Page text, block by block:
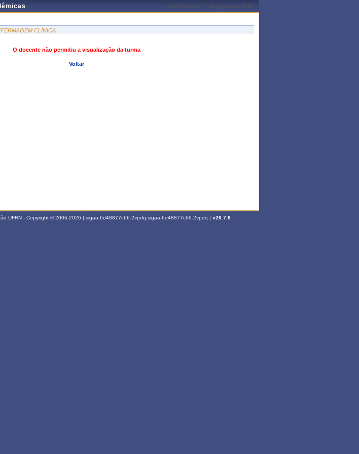
João Pessoa, 07 de Agosto de 2026
CLÍNICA
O docente não permitiu a visualização da turma
Voltar
UFRN - Copyright © 2006-2026 | sigaa-6d48877c66-2vpdq.sigaa-6d48877c66-2vpdq | v26.7.8